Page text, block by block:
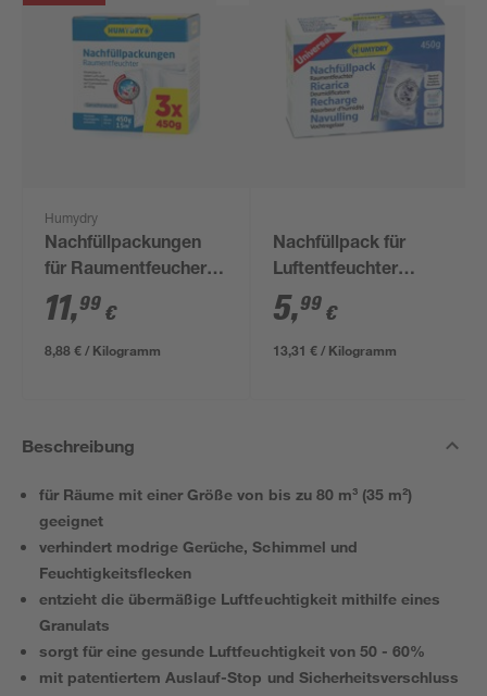
Humydry
Nachfüllpackungen
für Raumentfeucher 3
x 450 g
11,99 €
8,88 € / Kilogramm
Nachfüllpack für
Luftentfeuchter
"Universal"
5,99 €
13,31 € / Kilogramm
Beschreibung
für Räume mit einer Größe von bis zu 80 m³ (35 m²)
geeignet
verhindert modrige Gerüche, Schimmel und
Feuchtigkeitsflecken
entzieht die übermäßige Luftfeuchtigkeit mithilfe eines
Granulats
sorgt für eine gesunde Luftfeuchtigkeit von 50 - 60%
mit patentiertem Auslauf-Stop und Sicherheitsverschluss